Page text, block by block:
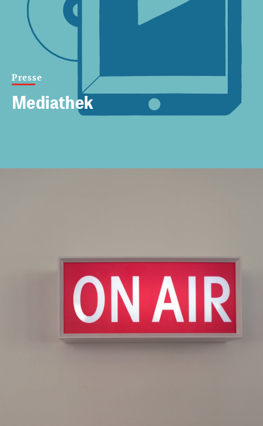
Presse
Mediathek